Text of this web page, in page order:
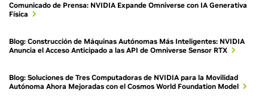
Comunicado de Prensa: NVIDIA Expande Omniverse con IA Generativa
Física
Blog: Construcción de Máquinas Autónomas Más Inteligentes: NVIDIA
Anuncia el Acceso Anticipado a las API de Omniverse Sensor RTX
Blog: Soluciones de Tres Computadoras de NVIDIA para la Movilidad
Autónoma Ahora Mejoradas con el Cosmos World Foundation Model